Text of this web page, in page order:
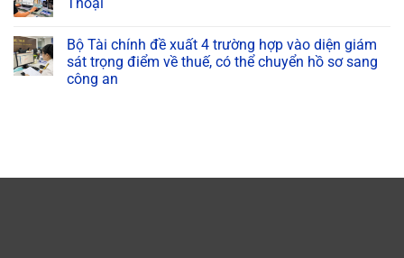
Bộ Tài chính đề xuất 4 trường hợp vào diện giám
sát trọng điểm về thuế, có thể chuyển hồ sơ sang
công an